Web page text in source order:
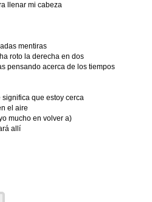
llenar mi cabeza
mentiras
roto la derecha en dos
pensando acerca de los tiempos
que estoy cerca
el aire
mucho en volver a)
allí